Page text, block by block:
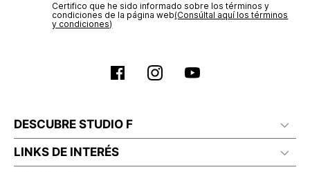
Certifico que he sido informado sobre los términos y
condiciones de la página web‎(Consúltal aquí los términos
y condiciones)
DESCUBRE STUDIO F
LINKS DE INTERÉS